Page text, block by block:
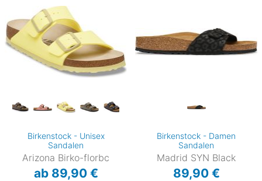
Birkenstock - Unisex
Sandalen
Arizona Birko-florbc
ab 89,90 €
Birkenstock - Damen
Sandalen
Madrid SYN Black
89,90 €